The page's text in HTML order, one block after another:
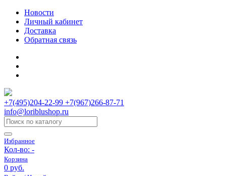
Новости
Личный кабинет
Доставка
Обратная связь
+7(495)204-22-99 +7(967)266-87-71
info@loriblushop.ru
Избранное
Кол-во: -
Корзина
0 руб.